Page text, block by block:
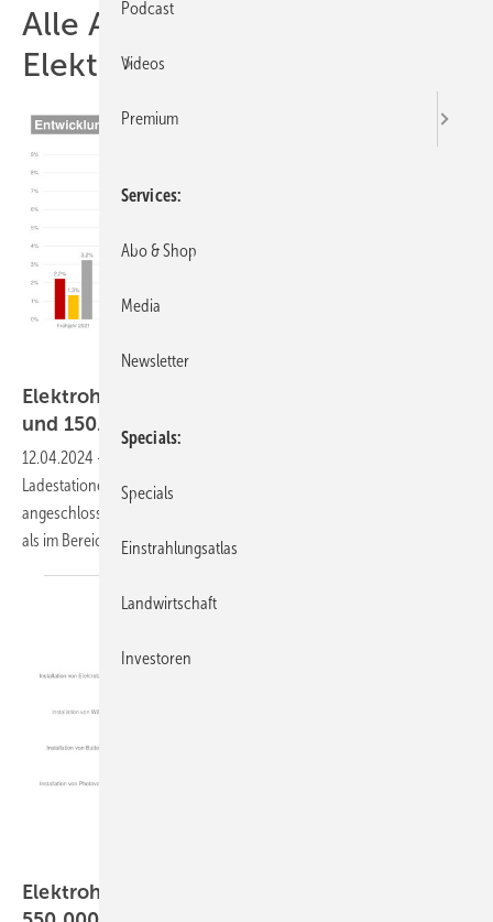
Alle Artikel zum Thema
Elektrohandwerk
Elektrohandwerk 2023: 380.000 Ladestationen
und 150.000 Wärmepumpen neu
12.04.2024 -
Ladestationen haben Elektrohandwerker errichtet und
angeschlossen. Allerdings geht die Nachfrage derzeit zurück – anders
als im Bereich
Wärmepumpen.
Elektrohandwerk war 2023 an Installation von
Podcast
Videos
Premium
Services
Abo & Shop
Media
Newsletter
Specials
Specials
Einstrahlungsatlas
Landwirtschaft
Investoren